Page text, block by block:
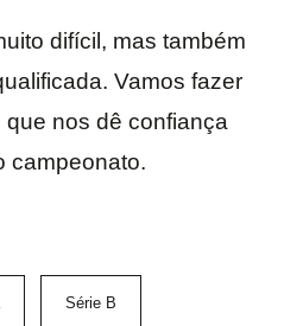
difícil, mas também
Vamos fazer
que nos dê confiança
campeonato.
Série B